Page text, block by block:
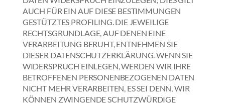
AUCH FÜR EIN AUF DIESE BESTIMMUNGEN
GESTÜTZTES PROFILING. DIE JEWEILIGE
RECHTSGRUNDLAGE, AUF DENEN EINE
VERARBEITUNG BERUHT, ENTNEHMEN SIE
DIESER DATENSCHUTZERKLÄRUNG. WENN SIE
WIDERSPRUCH EINLEGEN, WERDEN WIR IHRE
BETROFFENEN PERSONENBEZOGENEN DATEN
NICHT MEHR VERARBEITEN, ES SEI DENN, WIR
KÖNNEN ZWINGENDE SCHUTZWÜRDIGE